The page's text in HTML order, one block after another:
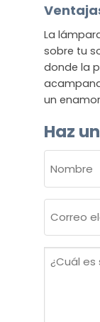
La
sobre tu
donde la
un
Haz
Nombre
¿Cuál